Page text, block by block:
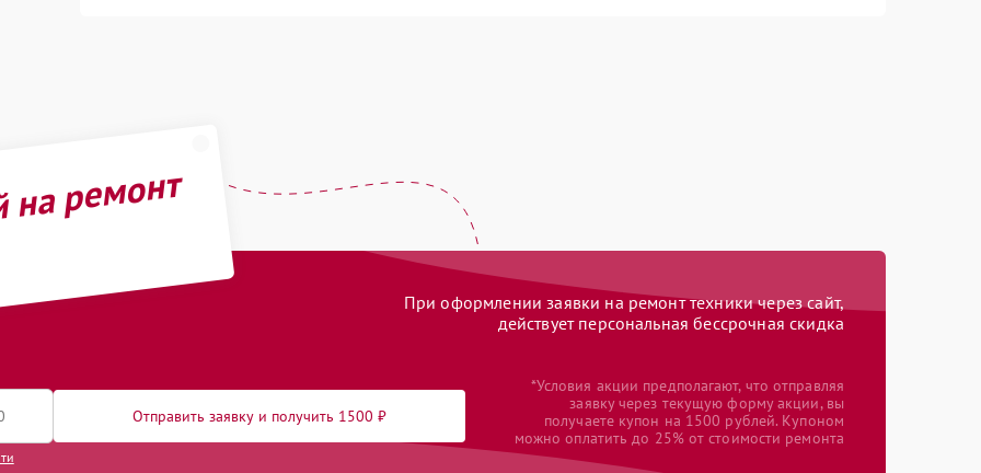
ремонт
При оформлении заявки на ремонт техники через сайт,
действует персональная бессрочная скидка
Отправить заявку и получить 1500 ₽
*Условия акции предполагают, что отправляя
заявку через текущую форму акции, вы
получаете купон на 1500 рублей. Купоном
можно оплатить до 25% от стоимости ремонта